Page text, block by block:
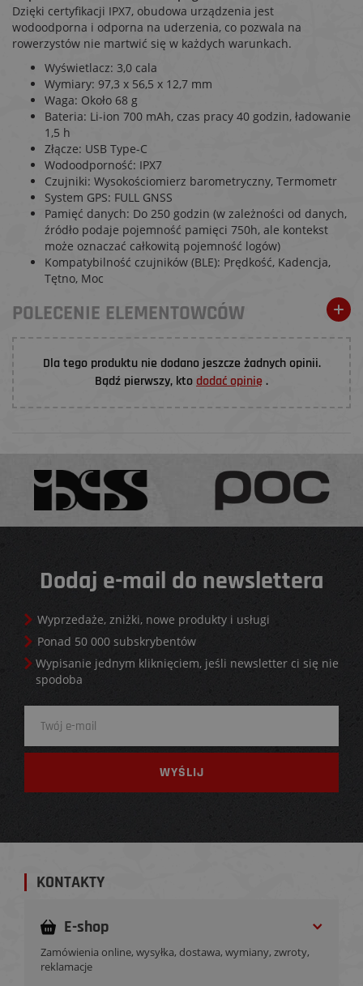
Dzięki certyfikacji IPX7, obudowa urządzenia jest
wodoodporna i odporna na uderzenia, co pozwala na
rowerzystów nie martwić się w każdych warunkach.
Wyświetlacz: 3,0 cala
Wymiary: 97,3 x 56,5 x 12,7 mm
Waga: Około 68 g
Bateria: Li-ion 700 mAh, czas pracy 40 godzin, ładowanie
1,5 h
Złącze: USB Type-C
Wodoodporność: IPX7
Czujniki: Wysokościomierz barometryczny, Termometr
System GPS: FULL GNSS
Pamięć danych: Do 250 godzin (w zależności od danych,
źródło podaje pojemność pamięci 750h, ale kontekst
może oznaczać całkowitą pojemność logów)
Kompatybilność czujników (BLE): Prędkość, Kadencja,
Tętno, Moc
POLECENIE ELEMENTOWCÓW
Dla tego produktu nie dodano jeszcze żadnych opinii.
Bądź pierwszy, kto dodać opinię .
Dodaj e-mail do newslettera
Wyprzedaże, zniżki, nowe produkty i usługi
Ponad 50 000 subskrybentów
Wypisanie jednym kliknięciem, jeśli newsletter ci się nie
spodoba
KONTAKTY
E-shop
Zamówienia online, wysyłka, dostawa, wymiany, zwroty,
reklamacje